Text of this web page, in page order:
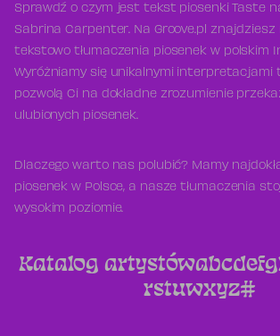
Sprawdź o czym jest tekst piosenki Taste
Sabrina Carpenter. Na Groove.pl znajdziesz
tekstowo tłumaczenia piosenek w polskim
Wyróżniamy się unikalnymi interpretacjami
pozwolą Ci na dokładne zrozumienie
ulubionych piosenek.
Dlaczego warto nas polubić? Mamy
piosenek w Polsce, a nasze tłumaczenia
wysokim poziomie.
Katalog artystówabcdefg
rstuwxyz#